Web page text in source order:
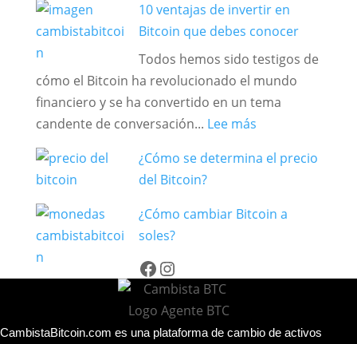
paso
a
paso
10 ventajas de invertir en
Bitcoin que debes conocer
Todos hemos sido testigos de
cómo el Bitcoin ha revolucionado el mundo
financiero y se ha convertido en un tema
candente de conversación... Lee más:
ventajas
invertir
¿Cómo se determina el precio
del Bitcoin?
¿Cómo cambiar Bitcoin a
soles?
Facebook
Instagram
CambistaBitcoin.com es una plataforma de cambio de activos